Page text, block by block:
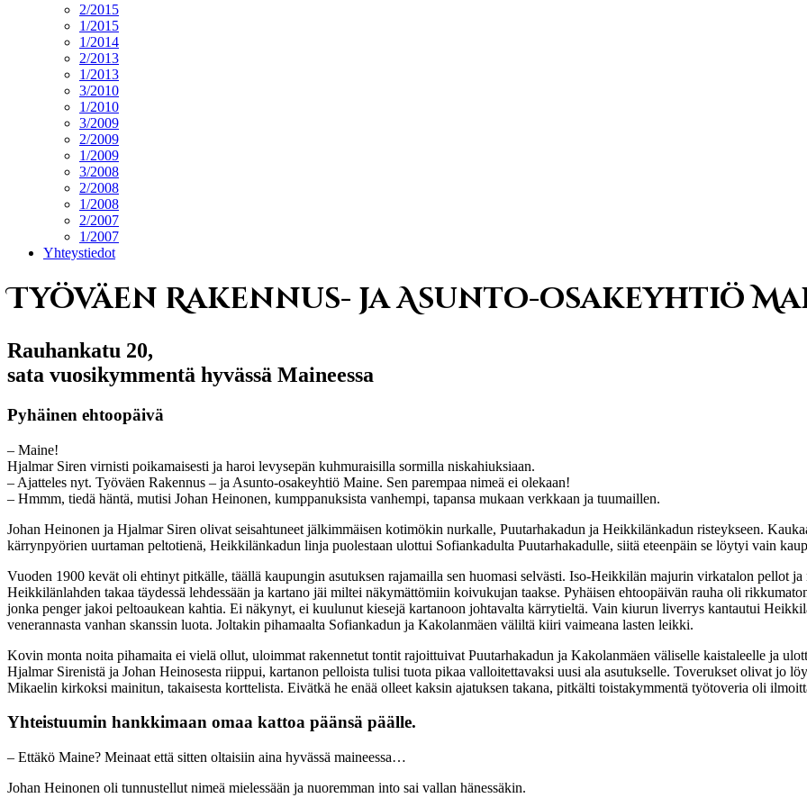
2/2015
1/2015
1/2014
2/2013
1/2013
3/2010
1/2010
3/2009
2/2009
1/2009
3/2008
2/2008
1/2008
2/2007
1/2007
Yhteystiedot
Työväen Rakennus- ja Asunto-osakeyhtiö
Rauhankatu 20,
sata vuosikymmentä hyvässä Maineessa
Pyhäinen ehtoopäivä
– Maine!
Hjalmar Siren virnisti poikamaisesti ja haroi levysepän kuhmuraisilla sormilla niskahiuksiaan.
– Ajatteles nyt. Työväen Rakennus – ja Asunto-osakeyhtiö Maine. Sen parempaa nimeä ei olekaan!
– Hmmm, tiedä häntä, mutisi Johan Heinonen, kumppanuksista vanhempi, tapansa mukaan verkkaan ja tuumaillen.
Johan Heinonen ja Hjalmar Siren olivat seisahtuneet jälkimmäisen kotimökin nurkalle, Puutarhakadun ja Heikkilänkadun risteykseen.
kärrynpyörien uurtaman peltotienä, Heikkilänkadun linja puolestaan ulottui Sofiankadulta Puutarhakadulle, siitä eteenpäin se löytyi vain
Vuoden 1900 kevät oli ehtinyt pitkälle, täällä kaupungin asutuksen rajamailla sen huomasi selvästi. Iso-Heikkilän majurin virkatalon pellot
Heikkilänlahden takaa täydessä lehdessään ja kartano jäi miltei näkymättömiin koivukujan taakse. Pyhäisen ehtoopäivän rauha oli
jonka penger jakoi peltoaukean kahtia. Ei näkynyt, ei kuulunut kiesejä kartanoon johtavalta kärrytieltä. Vain kiurun liverrys kantautui
venerannasta vanhan skanssin luota. Joltakin pihamaalta Sofiankadun ja Kakolanmäen väliltä kiiri vaimeana lasten leikki.
Kovin monta noita pihamaita ei vielä ollut, uloimmat rakennetut tontit rajoittuivat Puutarhakadun ja Kakolanmäen väliselle kaistaleelle ja
Hjalmar Sirenistä ja Johan Heinosesta riippui, kartanon pelloista tulisi tuota pikaa valloitettavaksi uusi ala asutukselle. Toverukset olivat jo
Mikaelin kirkoksi mainitun, takaisesta korttelista. Eivätkä he enää olleet kaksin ajatuksen takana, pitkälti toistakymmentä työtoveria oli
Yhteistuumin hankkimaan omaa kattoa päänsä päälle.
– Ettäkö Maine? Meinaat että sitten oltaisiin aina hyvässä maineessa…
Johan Heinonen oli tunnustellut nimeä mielessään ja nuoremman into sai vallan hänessäkin.